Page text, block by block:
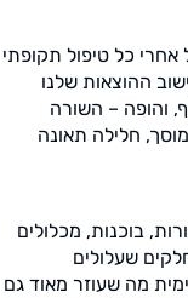
כל טיפול תקופתי
שלא ממש נכלל בחישוב ההוצאות שלנו
והופה – השורה
חלילה תאונה
בוכנות, מכלולים
שעלולים
מה שעוזר מאוד גם